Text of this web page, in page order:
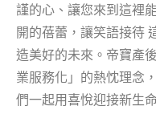
謹的心、讓您來到這裡
開的蓓蕾，讓笑語接待
造美好的未來。帝寶產
業服務化」的熱忱理念
們一起用喜悅迎接新生